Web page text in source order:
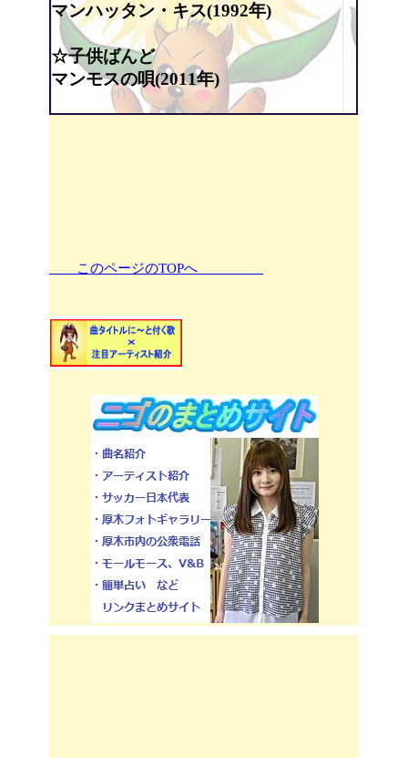
マンハッタン・キス(1992年)
☆子供ばんど
マンモスの唄(2011年)
このページのTOPへ